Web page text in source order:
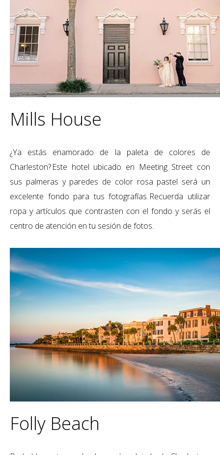
Mills House
¿Ya estás enamorado de la paleta de colores de
Charleston? Este hotel ubicado en Meeting Street con
sus palmeras y paredes de color rosa pastel será un
excelente fondo paratus fotografías. Recuerda utilizar
ropa y artículos que contrasten con el fondo y serás el
centro de atención en tu sesión de fotos.
Folly Beach